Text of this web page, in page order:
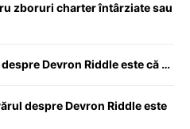
zboruri charter întârziate sau
Devron Riddle este că …
despre Devron Riddle este